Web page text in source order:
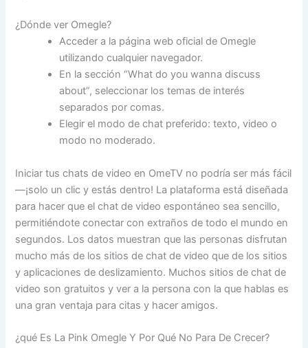
¿Dónde ver Omegle?
Acceder a la página web oficial de Omegle
utilizando cualquier navegador.
En la sección “What do you wanna discuss
about”, seleccionar los temas de interés
separados por comas.
Elegir el modo de chat preferido: texto, video o
modo no moderado.
Iniciar tus chats de video en OmeTV no podría ser más fácil
—¡solo un clic y estás dentro! La plataforma está diseñada
para hacer que el chat de video espontáneo sea sencillo,
permitiéndote conectar con extraños de todo el mundo en
segundos. Los datos muestran que las personas disfrutan
mucho más de los sitios de chat de video que de los sitios
y aplicaciones de deslizamiento. Muchos sitios de chat de
video son gratuitos y ver a la persona con la que hablas es
una gran ventaja para citas y hacer amigos.
¿qué Es La Pink Omegle Y Por Qué No Para De Crecer?